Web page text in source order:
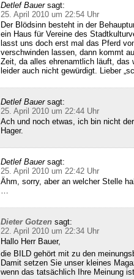
Detlef Bauer sagt:
25. April 2010 um 22:54 Uhr
Der Blödsinn besteht in der
ein Haus für Vereine des
lasst uns doch erst mal das Pferd
verschwinden lassen, dann kommt
Zeit, da alles ehrenamtlich läuft, das
leider auch nicht gewürdigt. Lieber
Detlef Bauer sagt:
25. April 2010 um 22:44 Uhr
Ach und noch etwas, ich bin nicht
Hager.
Detlef Bauer sagt:
25. April 2010 um 22:42 Uhr
Ähm, sorry, aber an welcher Stelle
…
Dieter Gotzen sagt:
22. April 2010 um 22:34 Uhr
Hallo Herr Bauer,
die BILD gehört mit zu den
Damit setzen Sie unser kleines
wenn das tatsächlich Ihre Meinung